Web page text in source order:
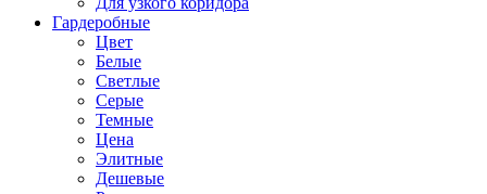
Гардеробные
Цвет
Белые
Светлые
Серые
Темные
Цена
Элитные
Дешевые